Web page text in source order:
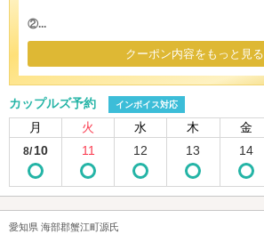
②...
クーポン内容をもっと見る
カップルズ予約 インボイス対応
月 火 水 木 金
8/10 11 12 13 14
愛知県 海部郡蟹江町源氏